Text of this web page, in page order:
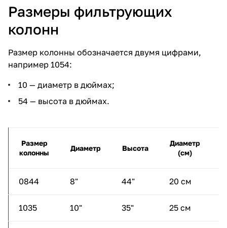
Размеры фильтрующих
колонн
Размер колонны обозначается двумя цифрами,
например 1054:
10 — диаметр в дюймах;
54 — высота в дюймах.
Размер
колонны
Диаметр Высота
Диаметр
(см)
0844 8" 44" 20 см
1035 10" 35" 25 см